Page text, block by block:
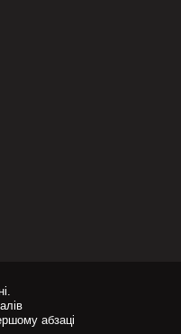
абзаці